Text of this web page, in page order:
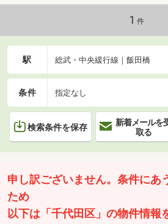
1 件
駅 総武・中央緩行線｜飯田橋
条件 指定なし
検索条件を保存
新着メールを
取る
申し訳ございません。条件にあ
ため
以下は「千代田区」の物件情報